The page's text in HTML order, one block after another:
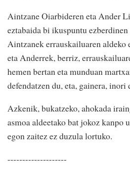
Aintzane Oiarbideren eta Ander
eztabaida bi ikuspuntu ezberdinen
Aintzanek errauskailuaren aldeko
eta Anderrek, berriz,
hemen bertan eta munduan
defendatzen du, eta, gainera, inori
Azkenik, bukatzeko, ahokada
asmoa aldeetako bat jokoz kanpo
egon zaitez ez duzula lortuko.
--------------------